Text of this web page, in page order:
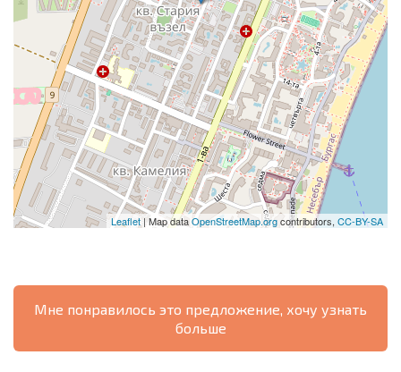
Leaflet | Map dataOpenStreetMap.orgcontributors, CC-BY-SA
Мне понравилось это предложение, хочу узнать
больше